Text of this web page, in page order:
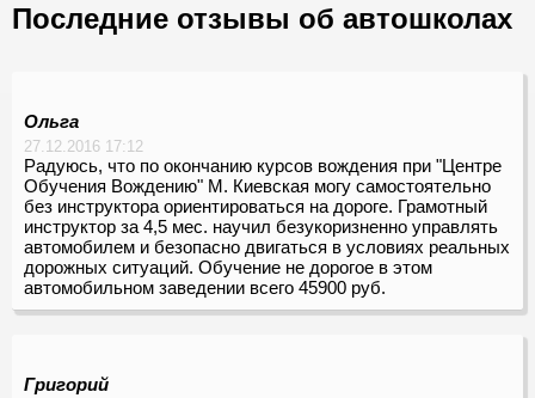
Последние отзывы об автошколах
Ольга
27.12.2016 17:12
Радуюсь, что по окончанию курсов вождения при "Центре
Обучения Вождению" М. Киевская могу самостоятельно
без инструктора ориентироваться на дороге. Грамотный
инструктор за 4,5 мес. научил безукоризненно управлять
автомобилем и безопасно двигаться в условиях реальных
дорожных ситуаций. Обучение не дорогое в этом
автомобильном заведении всего 45900 руб.
Григорий